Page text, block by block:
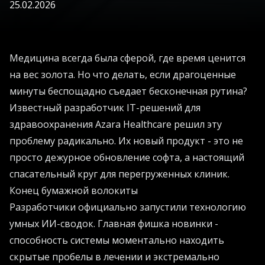
25.02.2026
Медицина всегда была сферой, где время ценится
на вес золота. Но что делать, если драгоценные
минуты беспощадно съедает бесконечная рутина?
Известный разработчик IT-решений для
здравоохранения Azara Healthcare решил эту
проблему радикально. Их новый продукт - это не
просто дежурное обновление софта, а настоящий
спасательный круг для перегруженных клиник.
Конец бумажной волокиты
Разработчики официально запустили технологию
умных ИИ-сводок. Главная фишка новинки -
способность системы моментально находить
скрытые пробелы в лечении и экстремально